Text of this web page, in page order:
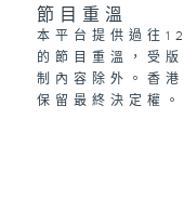
節目重溫
本平台提供過往
的節目重溫，受版
制內容除外。香港
保留最終決定權。